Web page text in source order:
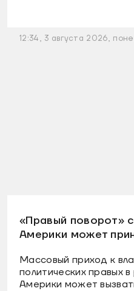
12:34, 3 августа 2026,
«Правый поворот»
Америки может
Массовый приход к
политических правых
Америки может